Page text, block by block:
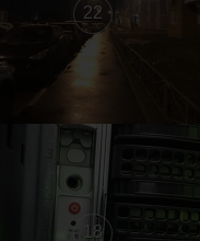
22
18